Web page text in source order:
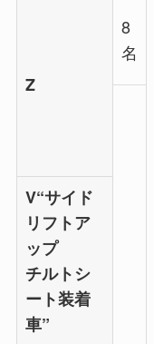
Z
8
名
V“サイド
リフトア
ップ
チルトシ
ート装着
車”